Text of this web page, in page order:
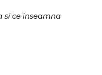
si ce inseamna